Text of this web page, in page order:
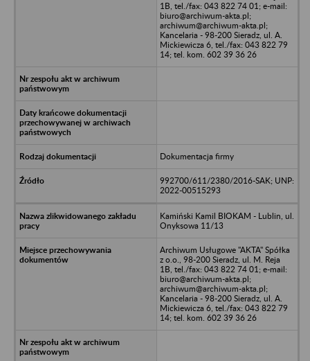
1B, tel./fax: 043 822 74 01; e-mail:
biuro@archiwum-akta.pl;
archiwum@archiwum-akta.pl;
Kancelaria - 98-200 Sieradz, ul. A.
Mickiewicza 6, tel./fax: 043 822 79
14; tel. kom. 602 39 36 26
Dokumentacja firmy
992700/611/2380/2016-SAK; UNP:
2022-00515293
Kamiński Kamil BIOKAM - Lublin, ul.
Onyksowa 11/13
Archiwum Usługowe "AKTA" Spółka
z o.o., 98-200 Sieradz, ul. M. Reja
1B, tel./fax: 043 822 74 01; e-mail:
biuro@archiwum-akta.pl;
archiwum@archiwum-akta.pl;
Kancelaria - 98-200 Sieradz, ul. A.
Mickiewicza 6, tel./fax: 043 822 79
14; tel. kom. 602 39 36 26